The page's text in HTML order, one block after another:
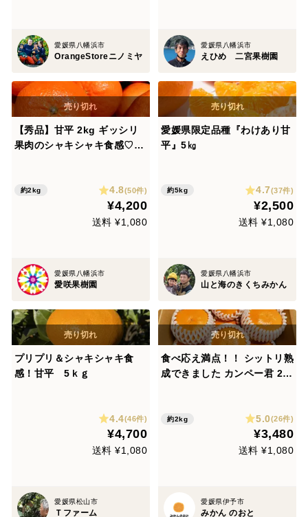
愛媛県八幡浜市
OrangeStoreニノミヤ
愛媛県八幡浜市
えひめ 二宮果樹園
【秀品】甘平 2kg ギッシリ
果肉のシャキシャキ食感♡愛
約2kg 4.8(50件)
¥4,200
送料 ¥1,080
愛媛県八幡浜市
愛咲果樹園
愛媛県限定品種『わけあり甘
平』5㎏
約5kg 4.7(37件)
¥2,500
送料 ¥1,080
愛媛県八幡浜市
山と海のきくちみかん
プリプリ＆シャキシャキ食
感！甘平 5ｋｇ
4.4(46件)
¥4,700
送料 ¥1,080
愛媛県松山市
Ｔファーム
食べ応え満点！！ シットリ熟
成できました カンペー君 2 L
約2kg 5.0(26件)
¥3,480
送料 ¥1,080
愛媛県伊予市
みかん のおと